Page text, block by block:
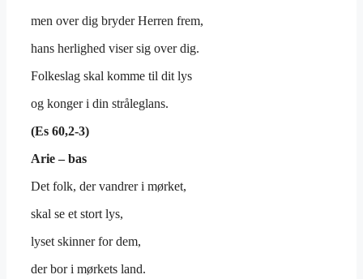
men over dig bryder Herren frem,
hans herlighed viser sig over dig.
Folkeslag skal komme til dit lys
og konger i din stråleglans.
(Es 60,2-3)
Arie – bas
Det folk, der vandrer i mørket,
skal se et stort lys,
lyset skinner for dem,
der bor i mørkets land.